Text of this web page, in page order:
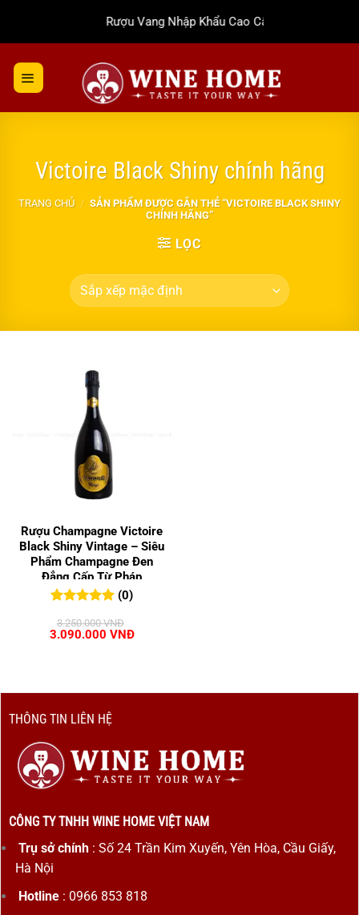
dung
Rượu Vang Nhập Khẩu Cao Cấp
Victoire Black Shiny chính hãng
TRANG CHỦ / SẢN PHẨM ĐƯỢC GẮN THẺ “VICTOIRE BLACK SHINY
CHÍNH HÃNG”
LỌC
Rượu Champagne Victoire
Black Shiny Vintage – Siêu
Phẩm Champagne Đen
Đẳng Cấp Từ Pháp
đánh giá
(0)
3.250.000VNĐ
Giá
3.090.000 VNĐGiá
THÔNG TIN LIÊN HỆ
CÔNG TY TNHH WINE HOME VIỆT NAM
Trụ sở chính: Số 24 Trần Kim Xuyến, Yên Hòa, Cầu Giấy,
Hà Nội
Hotline: 0966 853 818